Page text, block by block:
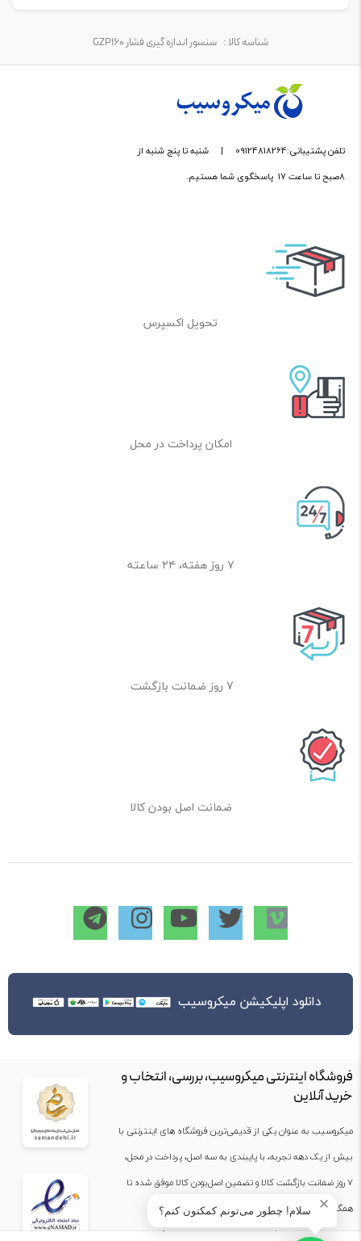
vacuum cleaners
water purifiers
water heaters and other home appliance fields.
شناسه کالا : سنسور اندازه گیری فشار GZP160
تلفن پشتیبانی:09124818264 |
شنبه تا پنج شنبه از
8صبح تا ساعت 17 پاسخگوی شما هستیم.
تحویل اکسپرس
امکان پرداخت در محل
۷ روز هفته، ۲۴ ساعته
7 روز ضمانت بازگشت
ضمانت اصل بودن کالا
دانلود اپلیکیشن میکروسیب
فروشگاه اینترنتی میکروسیب، بررسی، انتخاب و
خرید آنلاین
میکروسیب به عنوان یکی از قدیمی‌ترین فروشگاه های اینترنتی با
بیش از یک دهه تجربه، با پایبندی به سه اصل، پرداخت در محل،
۷ روز ضمانت بازگشت کالا و تضمین اصل‌بودن کالا موفق شده تا
همگام با فروشگاه‌های معتبر جهان، به بزرگ‌ترین فروشگاه
اینترنتی ایران تبدیل شود. به محض ورود به سایت میکروسیب با
✕ سلام! چطور می‌تونم کمکتون کنم؟